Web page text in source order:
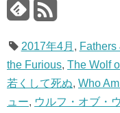
2017年4月 , Fathers
the Furious, The Wolf
若くして死ぬ, Who
ュー, ウルフ・オブ・